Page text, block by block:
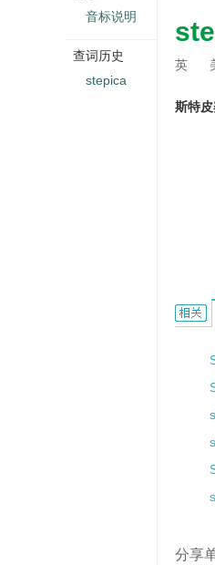
英
斯特
分享
音标说明
查词历史
stepica